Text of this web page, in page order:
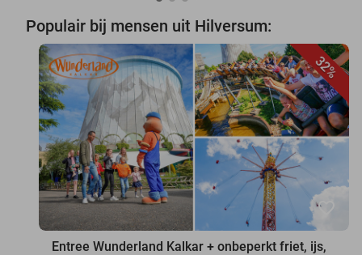
Populair bij mensen uit Hilversum:
32%
favorite_border
Entree Wunderland Kalkar + onbeperkt friet, ijs,